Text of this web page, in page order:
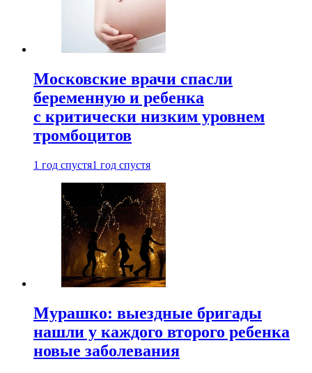
Московские врачи спасли
беременную и ребенка
с критически низким уровнем
тромбоцитов
1 год спустя1 год спустя
Мурашко: выездные бригады
нашли у каждого второго ребенка
новые заболевания